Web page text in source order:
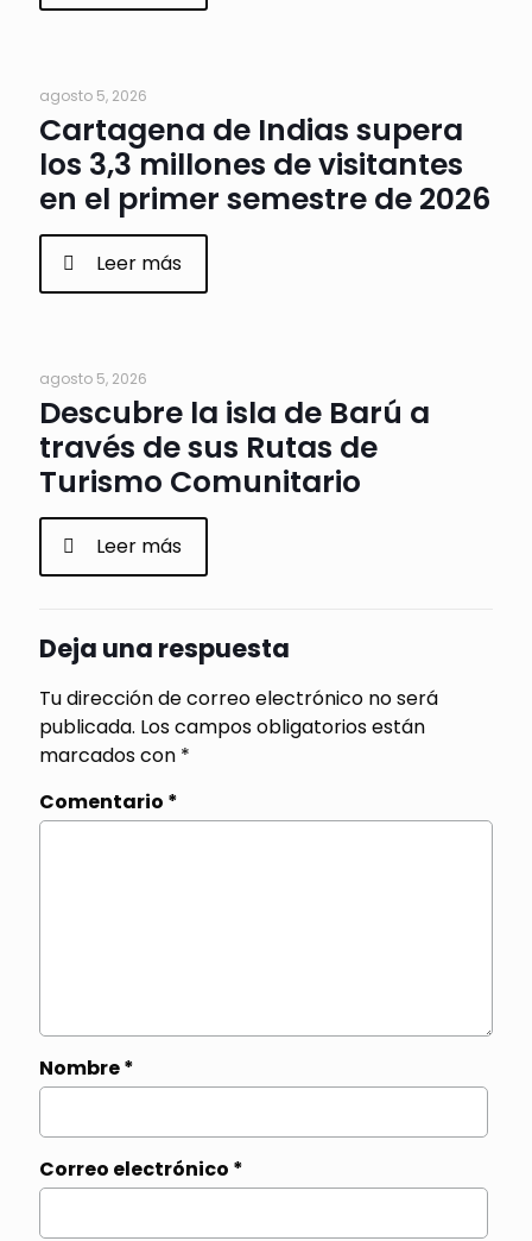
agosto 5, 2026
Cartagena de Indias supera
los 3,3 millones de visitantes
en el primer semestre de 2026
Leer más
agosto 5, 2026
Descubre la isla de Barú a
través de sus Rutas de
Turismo Comunitario
Leer más
Deja una respuesta
Tu dirección de correo electrónico no será
publicada. Los campos obligatorios están
marcados con *
Comentario *
Nombre*
Correo electrónico *